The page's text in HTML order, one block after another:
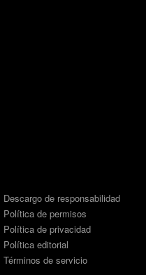
Descargo de responsabilidad
Política de permisos
Política de privacidad
Política editorial
Términos de servicio